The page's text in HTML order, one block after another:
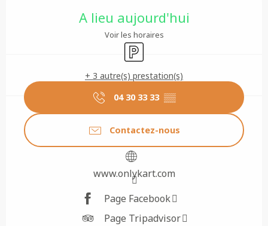
A lieu aujourd'hui
Voir les horaires
Parking
+ 3 autre(s) prestation(s)
04 30 33 33 ▒▒
Contactez-nous
www.onlykart.com
Page Facebook
Page Tripadvisor